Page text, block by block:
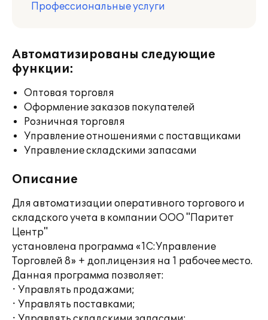
Профессиональные услуги
Автоматизированы следующие
функции:
Оптовая торговля
Оформление заказов покупателей
Розничная торговля
Управление отношениями с поставщиками
Управление складскими запасами
Описание
Для автоматизации оперативного торгового и
складского учета в компании ООО "Паритет
Центр"
установлена программа «1С:Управление
Торговлей 8» + доп.лицензия на 1 рабочее место.
Данная программа позволяет:
· Управлять продажами;
· Управлять поставками;